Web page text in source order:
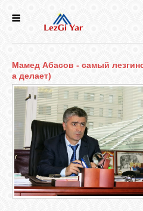
СЕЛА
КУЛЬТУРА
ГОЛОС
ЛЕЗГИН
Мамед Абасов - самый
а делает)